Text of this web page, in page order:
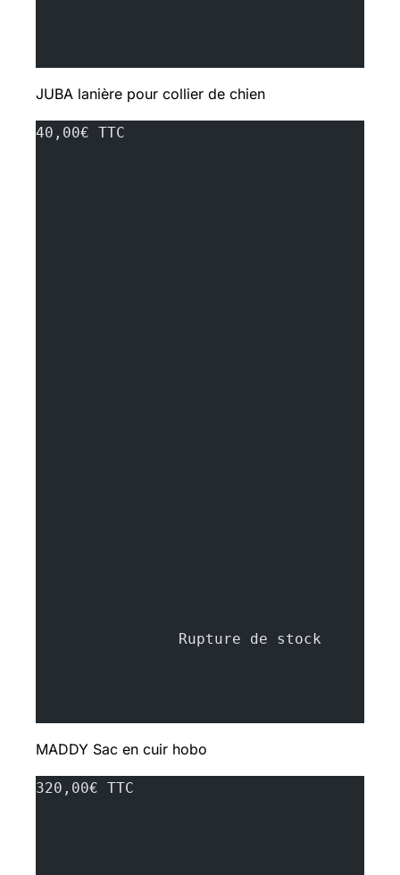
JUBA lanière pour collier de chien
40,00€ TTC
MADDY Sac en cuir hobo
320,00€ TTC